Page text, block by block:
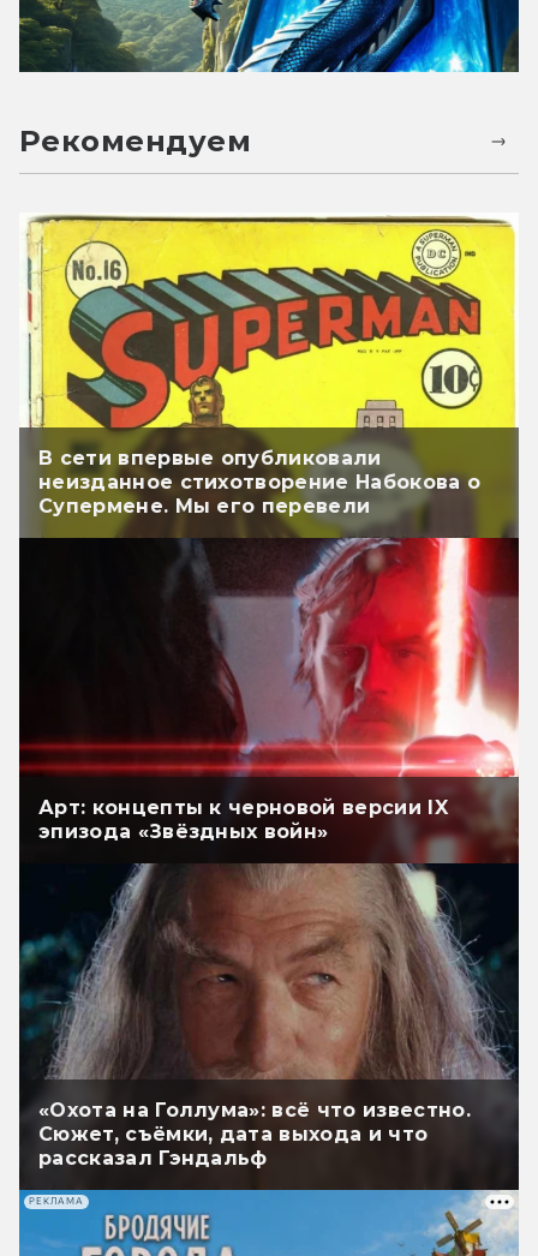
Рекомендуем
В сети впервые опубликовали
неизданное стихотворение Набокова о
Супермене. Мы его перевели
Арт: концепты к черновой версии IX
эпизода «Звёздных войн»
«Охота на Голлума»: всё что известно.
Сюжет, съёмки, дата выхода и что
рассказал Гэндальф
РЕКЛАМА